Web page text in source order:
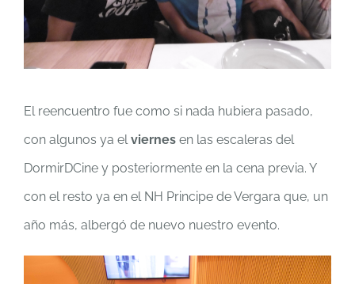
El reencuentro fue como si nada hubiera pasado,
con algunos ya el viernes en las escaleras del
DormirDCine y posteriormente en la cena previa. Y
con el resto ya en el NH Principe de Vergara que, un
año más, albergó de nuevo nuestro evento.